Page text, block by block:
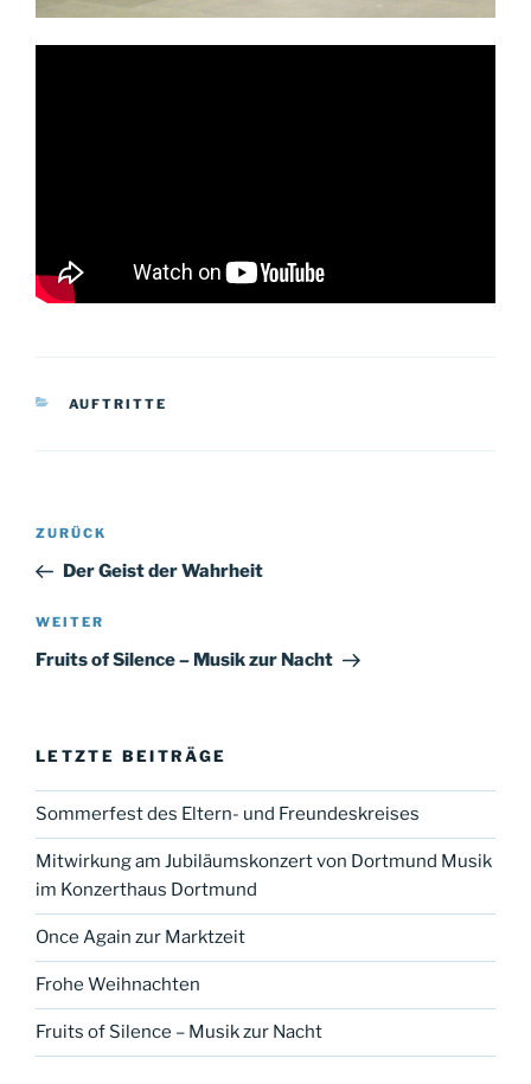
KATEGORIEN
AUFTRITTE
Beitragsnavigation
Vorheriger
Beitrag
ZURÜCK
Der Geist der Wahrheit
Nächster
Beitrag
WEITER
Fruits of Silence – Musik zur Nacht
LETZTE BEITRÄGE
Sommerfest des Eltern- und Freundeskreises
Mitwirkung am Jubiläumskonzert von Dortmund Musik
im Konzerthaus Dortmund
Once Again zur Marktzeit
Frohe Weihnachten
Fruits of Silence – Musik zur Nacht